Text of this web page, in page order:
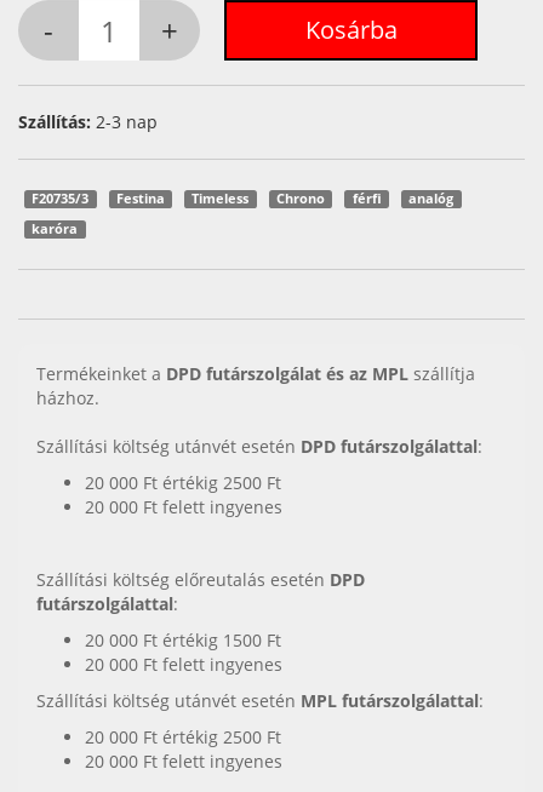
Szállítás: 2-3 nap
F20735/3 Festina Timeless Chrono férfi
analóg
karóra
Termékeinket a DPD futárszolgálat és az MPL szállítja
házhoz.
Szállítási költség utánvét esetén DPD futárszolgálattal:
20 000 Ft értékig 2500 Ft
20 000 Ft felett ingyenes
Szállítási költség előreutalás esetén DPD
futárszolgálattal:
20 000 Ft értékig 1500 Ft
20 000 Ft felett ingyenes
Szállítási költség utánvét esetén MPL futárszolgálattal:
20 000 Ft értékig 2500 Ft
20 000 Ft felett ingyenes